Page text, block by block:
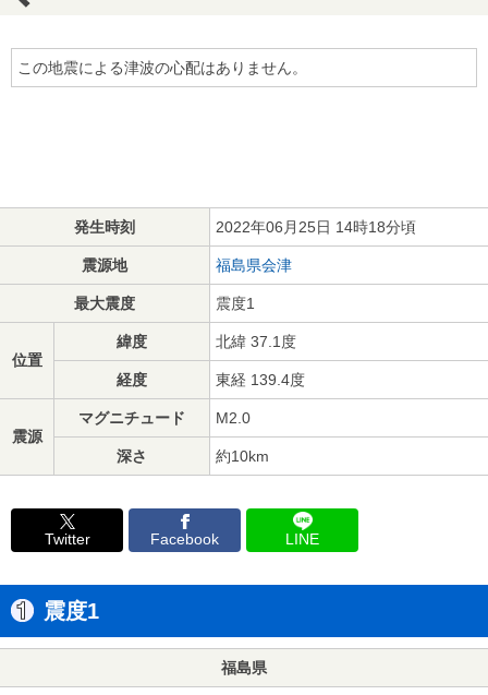
この地震による津波の心配はありません。
発生時刻 2022年06月25日 14時18分頃
震源地 福島県会津
最大震度 震度1
位置
緯度 北緯 37.1度
経度 東経 139.4度
震源
マグニチュード M2.0
深さ 約10km
Twitter Facebook LINE
震度1
福島県